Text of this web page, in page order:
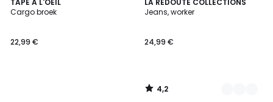
TAPE A L'OEIL
Cargo broek
€.
22,99 €
LA REDOUTE COLLECTIONS
Jeans, worker
24,99 €
/ 5
2
Kleuren
4,2
/